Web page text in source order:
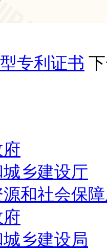
专利证书
乡建设厅
和社会保
乡建设局